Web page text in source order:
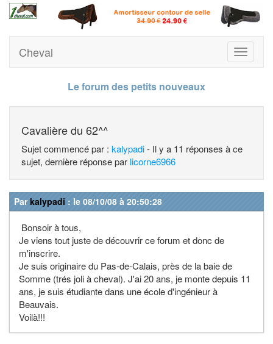
Toggle
Cheval
Le forum des petits nouveaux
Cavalière du 62^^
Sujet commencé par : kalypadi- Il y a 11 réponses à ce
sujet, dernière réponse par licorne6966
Parkalypadi : le 08/10/08 à 20:50:28
Bonsoir à tous,
Je viens tout juste de découvrir ce forum et donc de
m'inscrire.
Je suis originaire du Pas-de-Calais, près de la baie de
Somme (trés joli à cheval). J'ai 20 ans, je monte depuis 11
ans, je suis étudiante dans une école d'ingénieur à
Beauvais.
Voilà!!!